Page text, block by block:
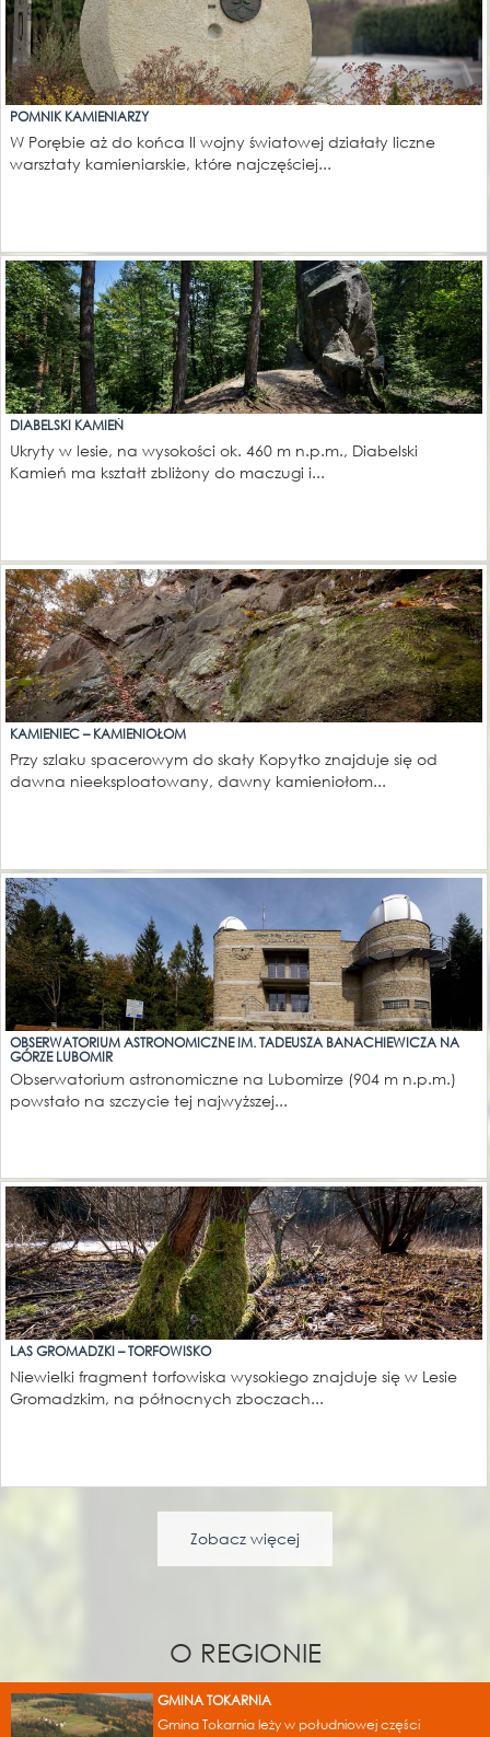
POMNIK KAMIENIARZY
W Porębie aż do końca II wojny światowej działały liczne
warsztaty kamieniarskie, które najczęściej...
DIABELSKI KAMIEŃ
Ukryty w lesie, na wysokości ok. 460 m n.p.m., Diabelski
Kamień ma kształt zbliżony do maczugi i...
KAMIENIEC – KAMIENIOŁOM
Przy szlaku spacerowym do skały Kopytko znajduje się od
dawna nieeksploatowany, dawny kamieniołom...
OBSERWATORIUM ASTRONOMICZNE IM. TADEUSZA BANACHIEWICZA NA
GÓRZE LUBOMIR
Obserwatorium astronomiczne na Lubomirze (904 m n.p.m.)
powstało na szczycie tej najwyższej...
LAS GROMADZKI – TORFOWISKO
Niewielki fragment torfowiska wysokiego znajduje się w Lesie
Gromadzkim, na północnych zboczach...
Zobacz więcej
O REGIONIE
GMINA TOKARNIA
Gmina Tokarnia leży w południowej części